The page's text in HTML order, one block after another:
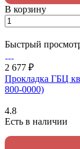
В корзину
Быстрый
2 677 ₽
Прокладка ГБЦ
800-0000)
4.8
Есть в наличии